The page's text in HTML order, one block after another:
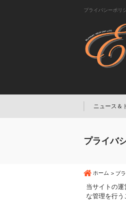
プライバシーポリ
ニュース＆
プライバ
ホーム プ
当サイトの
な管理を行う